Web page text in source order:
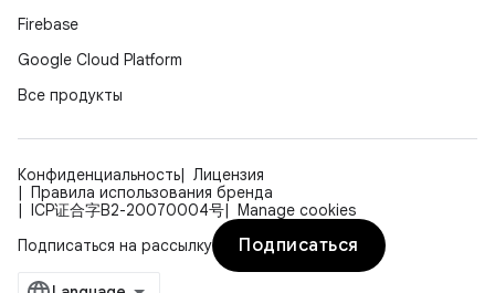
Firebase
Google Cloud Platform
Все продукты
Конфиденциальность
Лицензия
Правила использования бренда
ICP证合字B2-20070004号
Manage cookies
Подписаться на рассылку
Подписаться